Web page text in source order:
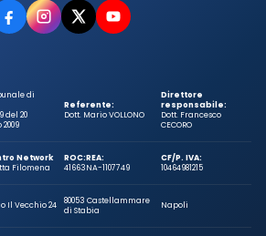
di
del 20
Referente:
Dott. Mario VOLLONO
Direttore
responsabile:
Dott. Francesco
CECORO
Network
Filomena
ROC:
41663
REA:
NA-1107749
CF/P. IVA:
10464981215
Il Vecchio 24
80053 Castellammare
di Stabia
Napoli